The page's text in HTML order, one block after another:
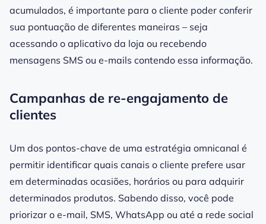
acumulados, é importante para o cliente poder conferir
sua pontuação de diferentes maneiras – seja
acessando o aplicativo da loja ou recebendo
mensagens SMS ou e-mails contendo essa informação.
Campanhas de re-engajamento de
clientes
Um dos pontos-chave de uma estratégia omnicanal é
permitir identificar quais canais o cliente prefere usar
em determinadas ocasiões, horários ou para adquirir
determinados produtos. Sabendo disso, você pode
priorizar o e-mail, SMS, WhatsApp ou até a rede social